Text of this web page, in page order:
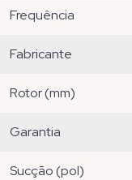
frequência
fabricante
rotor (mm)
garantia
sucção (pol)